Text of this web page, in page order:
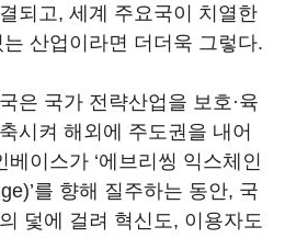
되고, 세계 주요국이 치열한
산업이라면 더더욱 그렇다.
은 국가 전략산업을 보호·육
시켜 해외에 주도권을 내어
이스가 ‘에브리씽 익스체인
를 향해 질주하는 동안, 국
덫에 걸려 혁신도, 이용자도